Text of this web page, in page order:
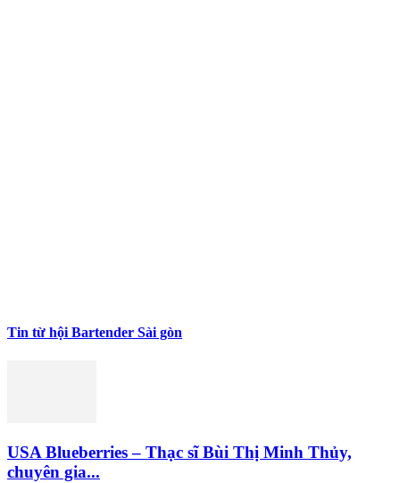
Tin từ hội Bartender Sài gòn
USA Blueberries – Thạc sĩ Bùi Thị Minh Thủy,
chuyên gia...